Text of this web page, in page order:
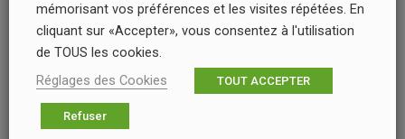
mémorisant vos préférences et les visites répétées. En
cliquant sur «Accepter», vous consentez à l'utilisation
de TOUS les cookies.
Réglages des Cookies
TOUT ACCEPTER
Refuser